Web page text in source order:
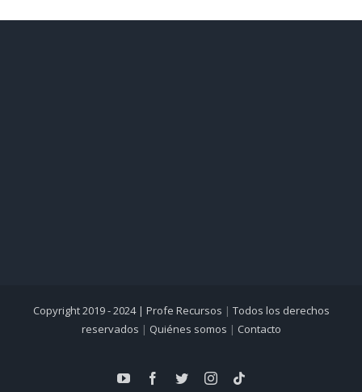
Copyright 2019 - 2024 | Profe Recursos | Todos los derechos
reservados | Quiénes somos | Contacto
YouTubeFacebook
TwitterInstagram
Tiktok